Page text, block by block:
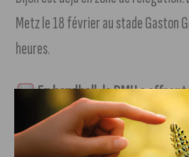
Metz le 18 février au stade Gaston
heures.
En handball, le DMH a
terrain vendredi soir. Score final :
aura lieu à Bordeaux le 17 février.